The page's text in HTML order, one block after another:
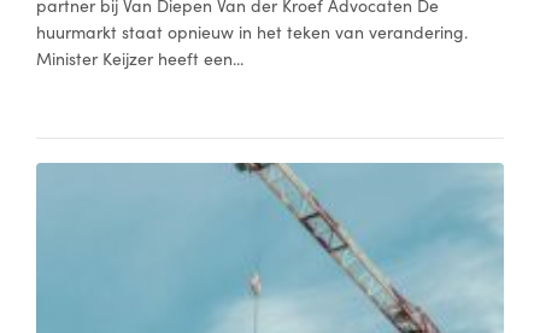
partner bij Van Diepen Van der Kroef Advocaten De
huurmarkt staat opnieuw in het teken van verandering.
Minister Keijzer heeft een...